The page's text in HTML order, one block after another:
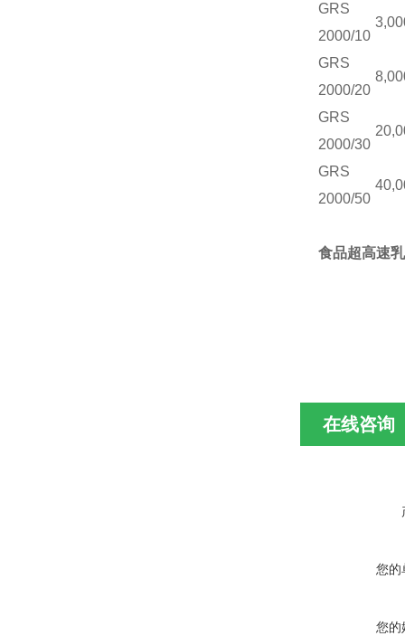
GRS
2000/10
GRS
2000/20
GRS
2000/30
GRS
2000/50
食品超高速
在线咨询
您的
您的